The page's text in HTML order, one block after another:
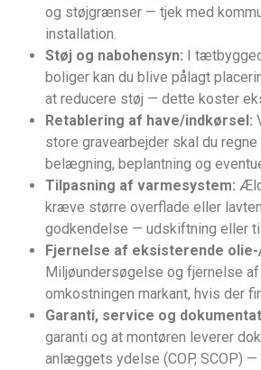
og støjgrænser — tjek med
installation.
Støj og nabohensyn: I
boliger kan du blive pålagt
at reducere støj — dette koster
Retablering af have/indkørsel:
store gravearbejder skal du
belægning, beplantning og
Tilpasning af varmesystem:
kræve større overflade eller
godkendelse — udskiftning eller
Fjernelse af eksisterende
Miljøundersøgelse og fjernelse
omkostningen markant, hvis der
Garanti, service og
garanti og at montøren leverer
anlæggets ydelse (COP, SCOP)